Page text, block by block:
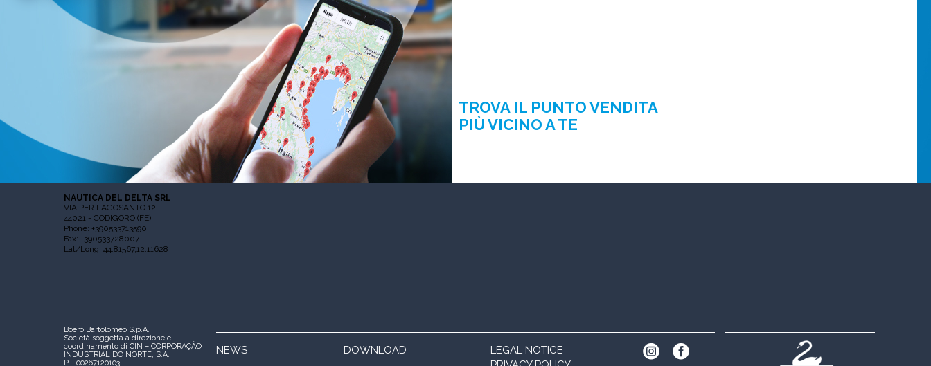
TROVA IL PUNTO VENDITA
PIÙ VICINO A TE
NAUTICA DEL DELTA SRL
VIA PER LAGOSANTO 12
44021 - CODIGORO (FE)
Phone: +390533713590
Fax: +390533728007
Lat/Long: 44.81567,12.11628
Boero Bartolomeo S.p.A.
Società soggetta a direzione e
coordinamento di CIN – CORPORAÇÃO
INDUSTRIAL DO NORTE, S.A.
P.I. 00267120103
NEWS DOWNLOAD
LEGAL NOTICE